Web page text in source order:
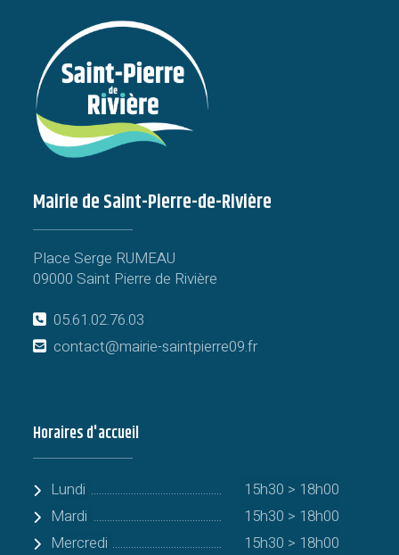
Mairie de Saint-Pierre-de-Rivière
Place Serge RUMEAU
09000 Saint Pierre de Rivière
05.61.02.76.03
contact@mairie-saintpierre09.fr
Horaires d'accueil
Lundi
15h30 > 18h00
Mardi
15h30 > 18h00
Mercredi
15h30 > 18h00